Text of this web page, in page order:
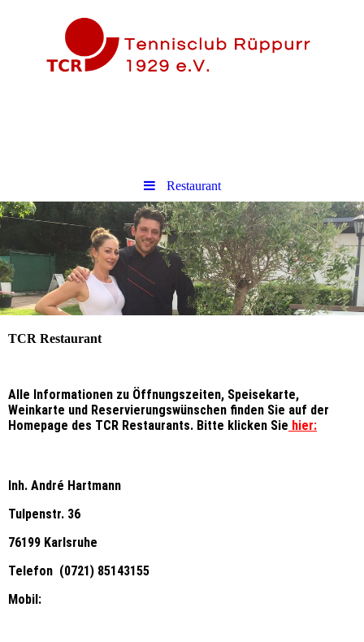
Restaurant
TCR Restaurant
Alle Informationen zu Öffnungszeiten, Speisekarte,
Weinkarte und Reservierungswünschen finden Sie auf der
Homepage des TCR Restaurants. Bitte klicken Sie hier:
Inh. André Hartmann
Tulpenstr. 36
76199 Karlsruhe
Telefon (0721) 85143155
Mobil: